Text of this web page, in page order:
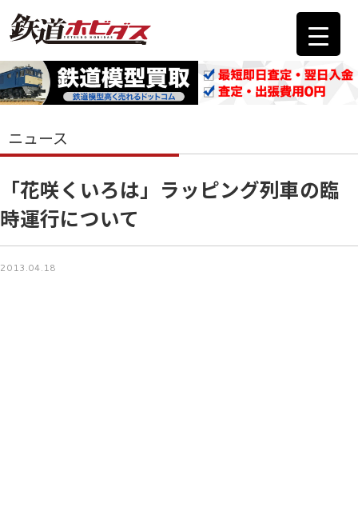
ニュース
「花咲くいろは」ラッピング列車の臨
時運行について
2013.04.18